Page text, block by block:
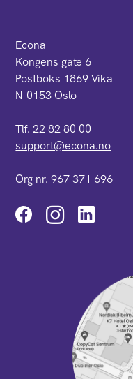
Econa
Kongens gate 6
Postboks 1869 Vika
N-0153 Oslo
Tlf. 22 82 80 00
support@econa.no
Org nr. 967 371 696